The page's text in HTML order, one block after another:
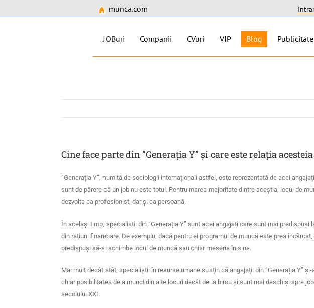
munca.com
JOBuri Companii CVuri VIP Blog Publicitate
Cine face parte din ”Generația Y” și care este relația
”Generația Y”, numită de sociologii internaționali astfel, este reprezentată de acei
sunt de părere că un job nu este totul. Pentru marea majoritate dintre aceștia, locul de
dezvolta ca profesionist, dar și ca persoană.
În același timp, specialiștii din ”Generația Y” sunt acei angajați care sunt mai
din rațiuni financiare. De exemplu, dacă pentru ei programul de muncă este prea
predispuși să-și schimbe locul de muncă sau chiar meseria în sine.
Mai mult decât atât, specialiștii în resurse umane susțin că angajații din ”Generația Y”
chiar posibilitatea de a munci din alte locuri decât de la birou și sunt mai deschiși spre
secolului XXI.